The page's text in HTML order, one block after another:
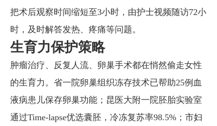
把术后观察时间缩短至3小时，由护士视频随访72小
时，及时解答发热、疼痛等问题。
生育力保护策略
肿瘤治疗、反复人流、卵巢手术都在悄然偷走女性
的生育力。省一院卵巢组织冻存技术已帮助25例血
液病患儿保存卵巢功能；昆医大附一院胚胎实验室
通过Time-lapse优选囊胚，冷冻复苏率98.5%；市妇